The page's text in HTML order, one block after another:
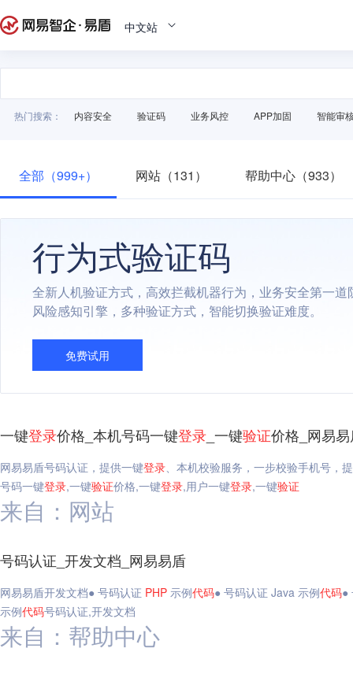
中文站
热门搜索： 内容安全 验证码 业务风控 APP加固 智能审
全部（999+） 网站（131） 帮助中心（933）
行为式验证码
全新人机验证方式，高效拦截机器行为，业务安全第一道
风险感知引擎，多种验证方式，智能切换验证难度。
免费试用
一键登录价格_本机号码一键登录 _一键验证价格_网易
网易易盾号码认证，提供一键登录、本机校验服务，一步校验手机号，
号码一键登录,一键验证价格,一键登录,用户一键登录,一键验证
来自：网站
号码认证_开发文档_网易易盾
网易易盾开发文档● 号码认证 PHP 示例代码● 号码认证 Java 示例代码●
示例代码号码认证,开发文档
来自：帮助中心